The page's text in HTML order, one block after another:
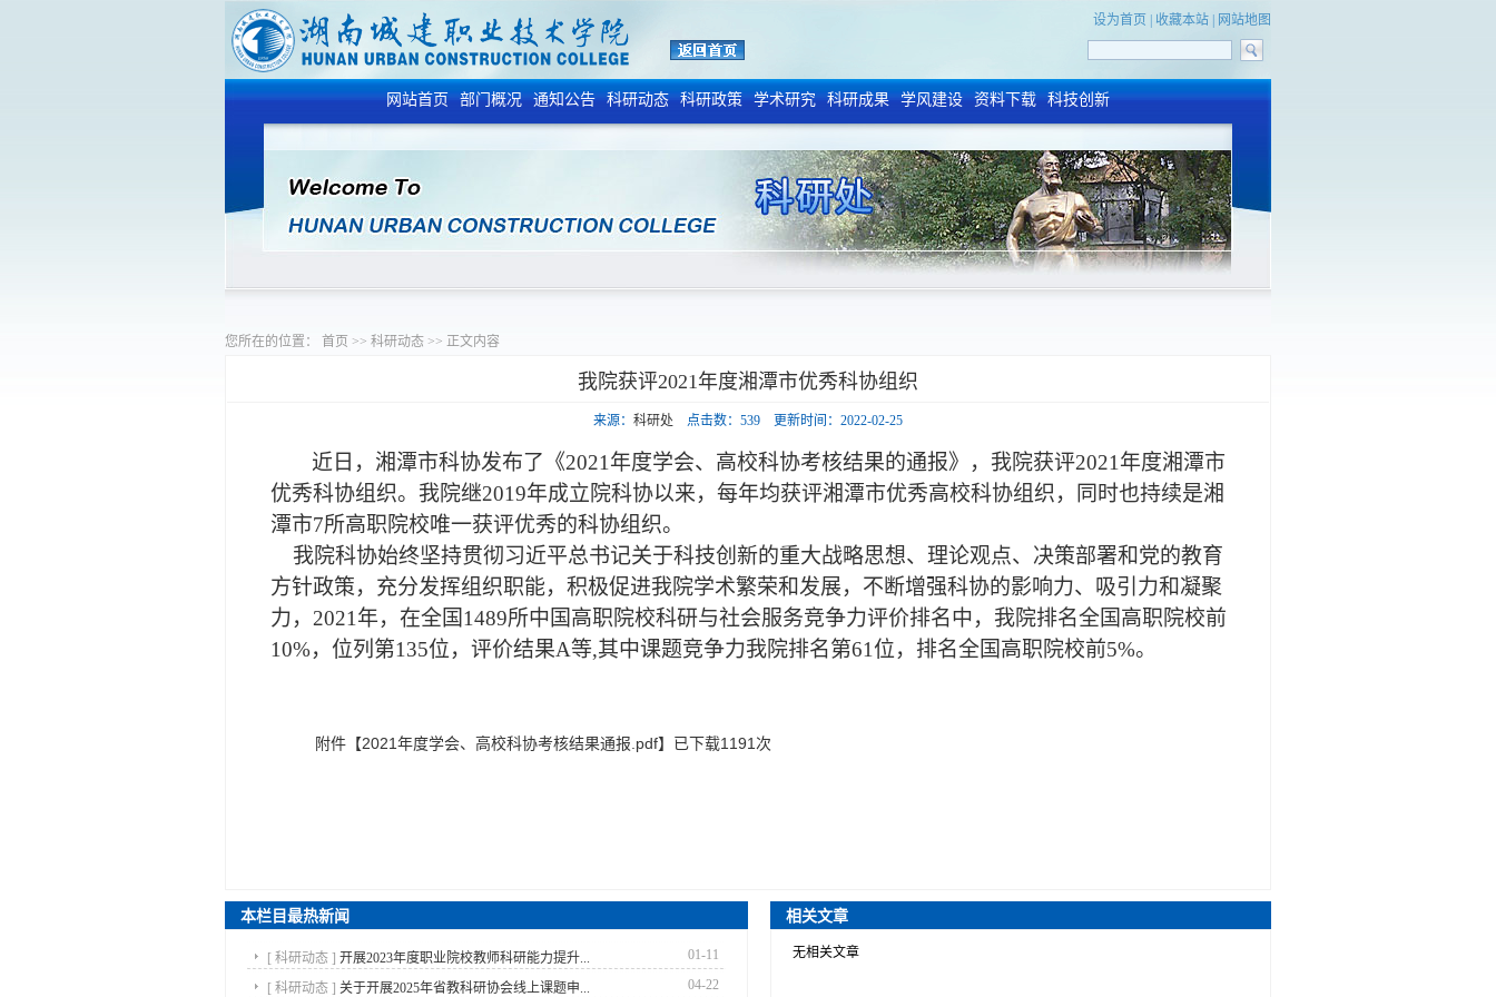
设为首页 收藏本站 网站地图
网站首页 部门概况 通知公告 科研动态 科研政策 学术研究 科研成果 学风建设 资料下载 科技创新
您所在的位置： 首页 >> 科研动态 >> 正文内容
我院获评2021年度湘潭市优秀科协组织
来源： 科研处 点击数： 539 更新时间：2022-02-25
近日，湘潭市科协发布了《2021年度学会、高校科协考核结果的通报》， 我院获评2021年度湘潭市
优秀科协组织。 我院继2019年成立院科协以来，每年均获评湘潭市优秀高校科协组织，同时也持续是湘
潭市7所高职院校唯一获评优秀的科协组织。
我院科协始终坚持贯彻习近平总书记关于科技创新的重大战略思想、理论观点、决策部署和党的教育
方针政策，充分发挥组织职能，积极促进我院学术繁荣和发展，不断增强科协的影响力、吸引力和凝聚
力， 2021年，在全国1489所中国高职院校科研与社会服务竞争力评价排名中，我院排名全国高职院校前
10%， 位列第135位， 评价结果A等,其中课题竞争力我院排名第61位，排名全国高职院校前5%。
附件【2021年度学会、高校科协考核结果通报.pdf】已下载1191 次
本栏目最热新闻 相关文章
[ 科研动态 ] 开展2023年度职业院校教师科研能力提升... 01-11
[ 科研动态 ] 关于开展2025年省教科研协会线上课题申... 04-22
无相关文章